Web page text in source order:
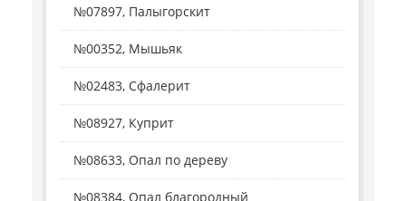
№07897, Палыгорскит
№00352, Мышьяк
№02483, Сфалерит
№08927, Куприт
№08633, Опал по дереву
№08384, Опал благородный